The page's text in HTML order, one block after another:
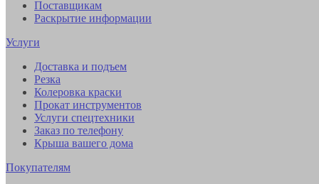
Поставщикам
Раскрытие информации
Услуги
Доставка и подъем
Резка
Колеровка краски
Прокат инструментов
Услуги спецтехники
Заказ по телефону
Крыша вашего дома
Покупателям